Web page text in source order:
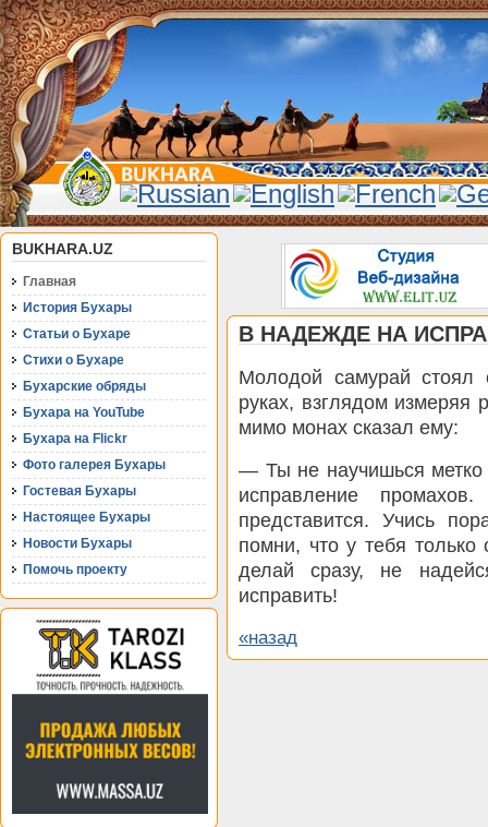
BUKHARA.UZ
Главная
История Бухары
Статьи о Бухаре
Стихи о Бухаре
Бухарские обряды
Бухара на YouTube
Бухара на Flickr
Фото галерея Бухары
Гостевая Бухары
Настоящее Бухары
Новости Бухары
Помочь проекту
В НАДЕЖДЕ НА
Молодой самурай стоял
руках, взглядом
мимо монах сказал ему:
— Ты не научишься метко
исправление
представится. Учись
помни, что у тебя
делай сразу, не
исправить!
«назад